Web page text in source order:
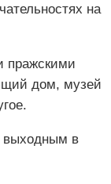
на
пражскими
дом, музей
выходным в